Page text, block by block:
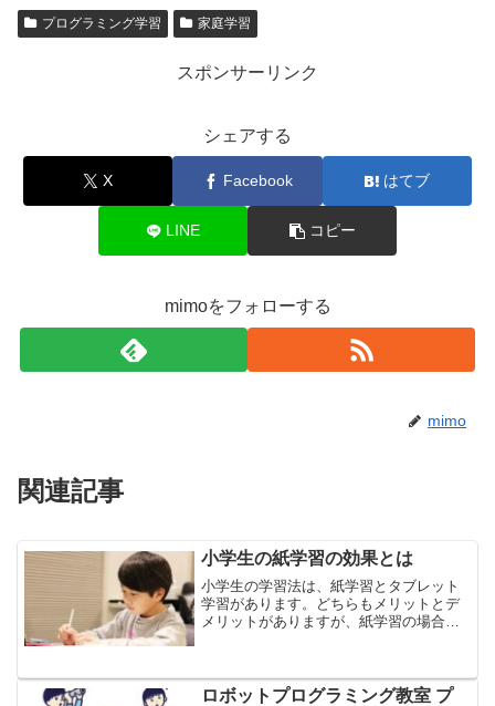
プログラミング学習 家庭学習
スポンサーリンク
シェアする
X Facebook はてブ
LINE コピー
mimoをフォローする
mimo
関連記事
小学生の紙学習の効果とは
小学生の学習法は、紙学習とタブレット
学習があります。どちらもメリットとデ
メリットがありますが、紙学習の場合
学生の紙学習の効果やメリッ...
ロボットプログラミング教室 プ